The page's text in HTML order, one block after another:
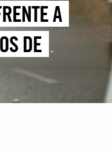
A
DE